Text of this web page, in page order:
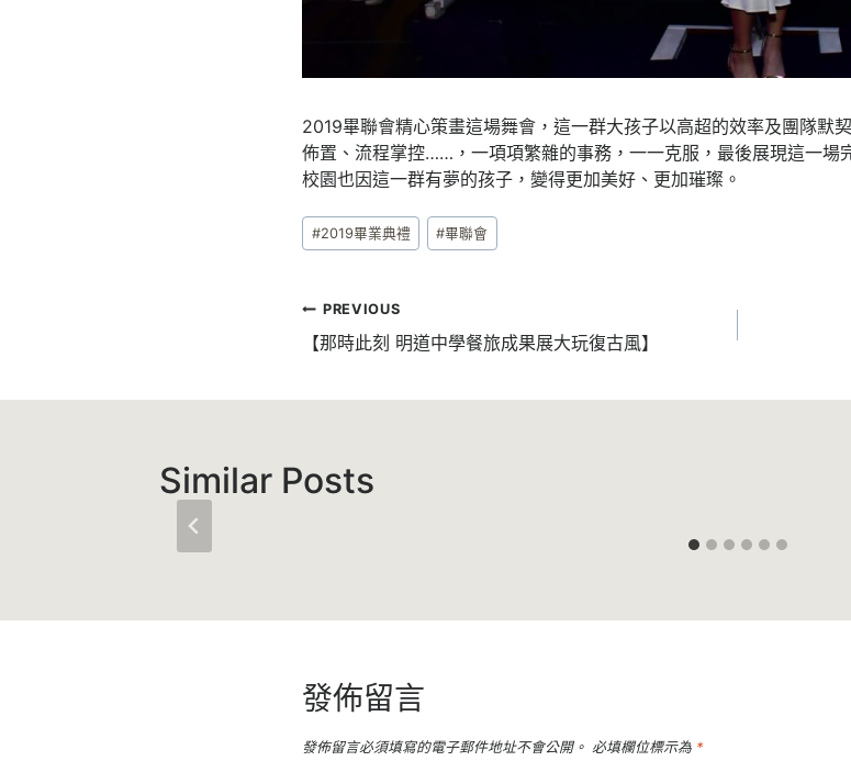
2019畢聯會精心策畫這場舞會，這一群大孩子以高超的效率及團隊默
佈置、流程掌控……，一項項繁雜的事務，一一克服，最後展現這一場
校園也因這一群有夢的孩子，變得更加美好、更加璀璨。
Post
Tags:
#2019畢業典禮 #畢聯會
文
章
導
PREVIOUS
【那時此刻 明道中學餐旅成果展大玩復古風】
Similar Posts
發佈留言
發佈留言必須填寫的電子郵件地址不會公開。 必填欄位標示為 *